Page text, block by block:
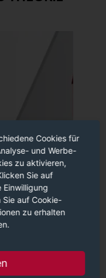
Sie
Cookies für
und Werbe-
zu aktivieren,
Sie auf
Einwilligung
auf Cookie-
zu erhalten